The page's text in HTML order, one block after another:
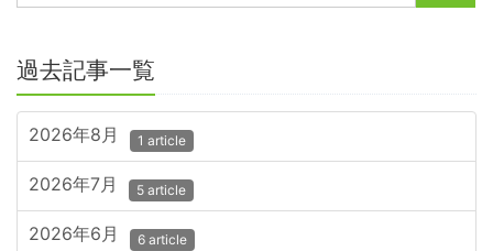
過去記事一覧
2026年8月 1 article
2026年7月 5 article
2026年6月 6 article